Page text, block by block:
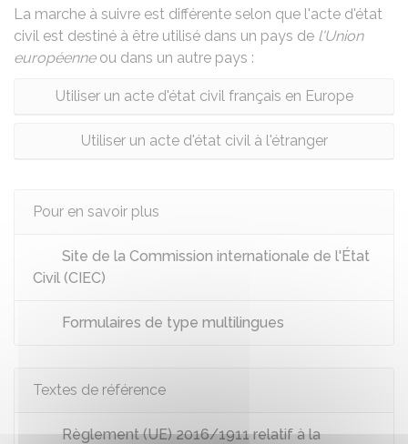
La marche à suivre est différente selon que l'acte d'état
civil est destiné à être utilisé dans un pays de l'Union
européenneou dans un autre pays :
Utiliser un acte d'état civil français en Europe
Utiliser un acte d'état civil à l'étranger
Pour en savoir plus
Site de la Commission internationale de l'État
Civil (CIEC)
Formulaires de type multilingues
Textes de référence
Règlement (UE) 2016/1911 relatif à la